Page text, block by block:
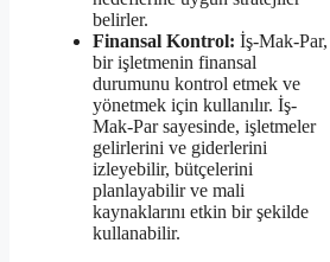
belirler.
Finansal Kontrol: İş-Mak-Par,
bir işletmenin finansal
durumunu kontrol etmek ve
yönetmek için kullanılır. İş-
Mak-Par sayesinde, işletmeler
gelirlerini ve giderlerini
izleyebilir, bütçelerini
planlayabilir ve mali
kaynaklarını etkin bir şekilde
kullanabilir.